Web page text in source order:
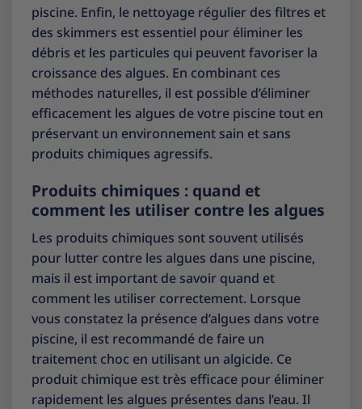
piscine. Enfin, le nettoyage régulier des filtres et
des skimmers est essentiel pour éliminer les
débris et les particules qui peuvent favoriser la
croissance des algues. En combinant ces
méthodes naturelles, il est possible d’éliminer
efficacement les algues de votre piscine tout en
préservant un environnement sain et sans
produits chimiques agressifs.
Produits chimiques : quand et
comment les utiliser contre les algues
Les produits chimiques sont souvent utilisés
pour lutter contre les algues dans une piscine,
mais il est important de savoir quand et
comment les utiliser correctement. Lorsque
vous constatez la présence d’algues dans votre
piscine, il est recommandé de faire un
traitement choc en utilisant un algicide. Ce
produit chimique est très efficace pour éliminer
rapidement les algues présentes dans l’eau. Il